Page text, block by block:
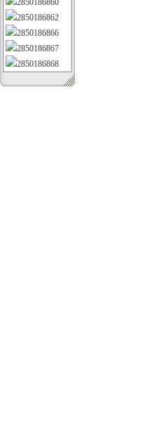
2850186860
2850186862
2850186866
2850186867
2850186868